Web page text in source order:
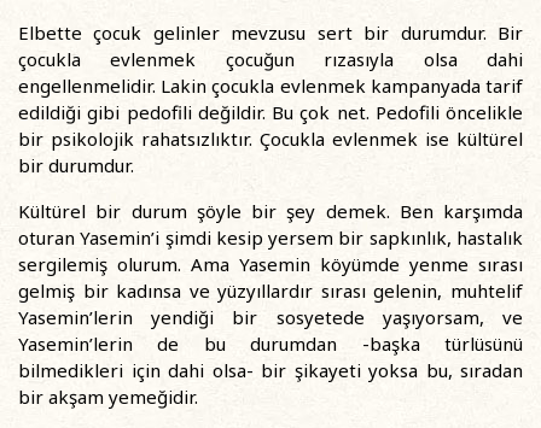
Elbette çocuk gelinler mevzusu sert bir durumdur. Bir
çocukla evlenmek çocuğun rızasıyla olsa dahi
engellenmelidir. Lakin çocukla evlenmek kampanyada tarif
edildiği gibi pedofili değildir. Bu çok net. Pedofili öncelikle
bir psikolojik rahatsızlıktır. Çocukla evlenmek ise kültürel
bir durumdur.
Kültürel bir durum şöyle bir şey demek. Ben karşımda
oturan Yasemin’i şimdi kesip yersem bir sapkınlık, hastalık
sergilemiş olurum. Ama Yasemin köyümde yenme sırası
gelmiş bir kadınsa ve yüzyıllardır sırası gelenin, muhtelif
Yasemin’lerin yendiği bir sosyetede yaşıyorsam, ve
Yasemin’lerin de bu durumdan -başka türlüsünü
bilmedikleri için dahi olsa- bir şikayeti yoksa bu, sıradan
bir akşam yemeğidir.